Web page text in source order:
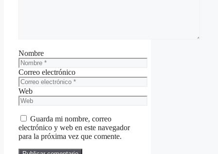
Nombre
Correo electrónico
Web
Guarda mi nombre, correo
electrónico y web en este navegador
para la próxima vez que comente.